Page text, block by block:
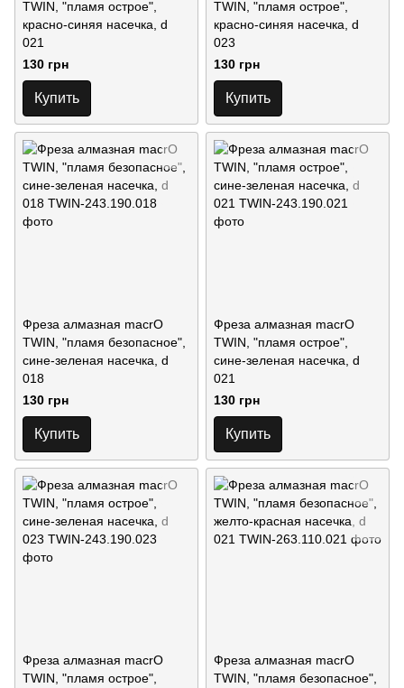
TWIN, "пламя острое",
красно-синяя насечка, d
021
130 грн
Купить
TWIN, "пламя острое",
красно-синяя насечка, d
023
130 грн
Купить
Фреза алмазная macrO
TWIN, "пламя безопасное",
сине-зеленая насечка, d
018
130 грн
Купить
Фреза алмазная macrO
TWIN, "пламя острое",
сине-зеленая насечка, d
021
130 грн
Купить
Фреза алмазная macrO
TWIN, "пламя острое",
Фреза алмазная macrO
TWIN, "пламя безопасное",